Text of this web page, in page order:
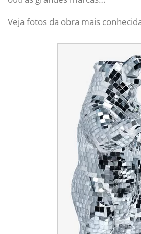
Veja fotos da obra mais